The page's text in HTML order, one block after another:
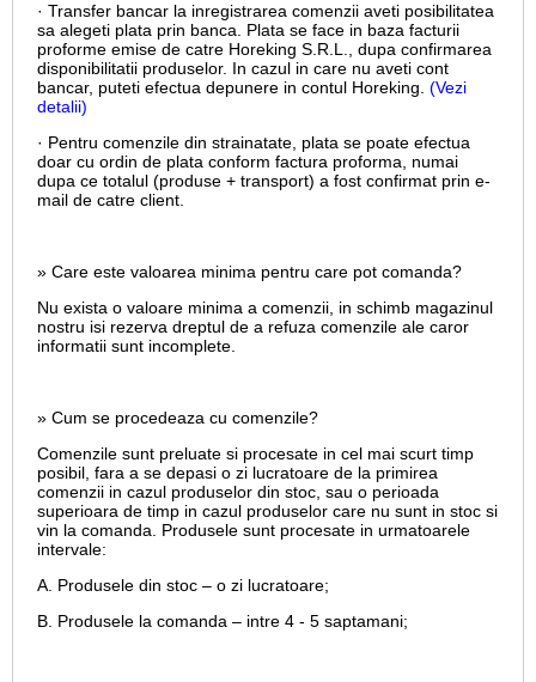
· Transfer bancar la inregistrarea comenzii aveti posibilitatea
sa alegeti plata prin banca. Plata se face in baza facturii
proforme emise de catre Horeking S.R.L., dupa confirmarea
disponibilitatii produselor. In cazul in care nu aveti cont
bancar, puteti efectua depunere in contul Horeking. (Vezi
detalii)
· Pentru comenzile din strainatate, plata se poate efectua
doar cu ordin de plata conform factura proforma, numai
dupa ce totalul (produse + transport) a fost confirmat prin e-
mail de catre client.
» Care este valoarea minima pentru care pot comanda?
Nu exista o valoare minima a comenzii, in schimb magazinul
nostru isi rezerva dreptul de a refuza comenzile ale caror
informatii sunt incomplete.
» Cum se procedeaza cu comenzile?
Comenzile sunt preluate si procesate in cel mai scurt timp
posibil, fara a se depasi o zi lucratoare de la primirea
comenzii in cazul produselor din stoc, sau o perioada
superioara de timp in cazul produselor care nu sunt in stoc si
vin la comanda. Produsele sunt procesate in urmatoarele
intervale:
A. Produsele din stoc – o zi lucratoare;
B. Produsele la comanda – intre 4 - 5 saptamani;